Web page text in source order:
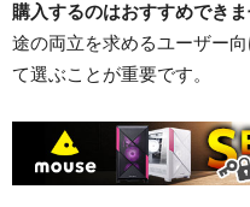
購入するのはおすすめでき
途の両立を求めるユーザー
て選ぶことが重要です。